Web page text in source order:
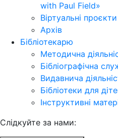
with Paul Field»
Віртуальні проєкти
Архів
Бібліотекарю
Методична
Бібліографічна
Видавнича
Бібліотеки для
Інструктивні
Cлідкуйте за нами: